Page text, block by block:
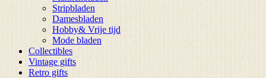
Stripbladen
Damesbladen
Hobby& Vrije tijd
Mode bladen
Collectibles
Vintage gifts
Retro gifts